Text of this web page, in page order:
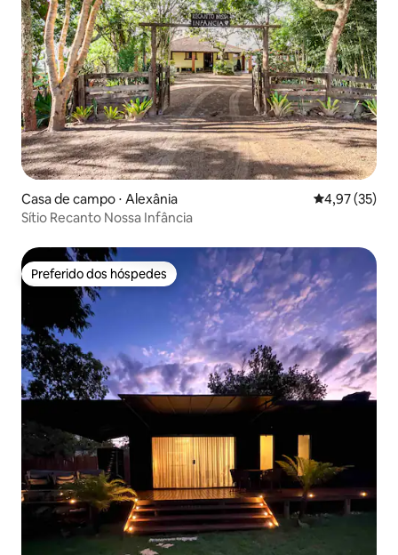
Casa de campo ⋅ Alexânia 4,97 de uma
4,97 (35)
Sítio Recanto Nossa Infância
Preferido dos hóspedes
Preferido dos hóspedes